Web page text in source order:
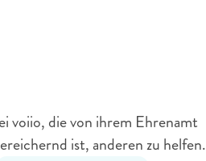
voiio, die von ihrem Ehrenamt
ist, anderen zu helfen.